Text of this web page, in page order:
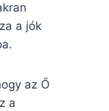
a jók
az Ő
a